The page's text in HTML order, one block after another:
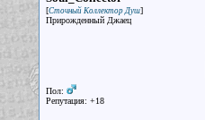
[Сточный Коллектор Душ]
Прирожденный Джаец
Пол:
Репутация: +18